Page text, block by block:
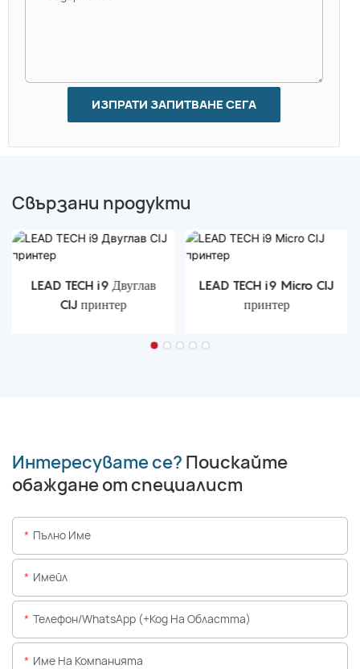
ИЗПРАТИ ЗАПИТВАНЕ СЕГА
Свързани продукти
LEAD TECH i9 Двуглав
CIJ принтер
LEAD TECH i9 Micro CIJ
принтер
Интересувате се? Поискайте
обаждане от специалист
Пълно Име
Имейл
Телефон/WhatsApp (+Код На Областта)
Име На Компанията